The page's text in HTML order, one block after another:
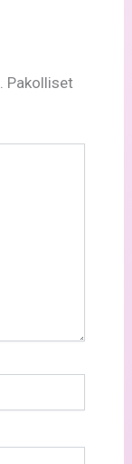
Pakolliset